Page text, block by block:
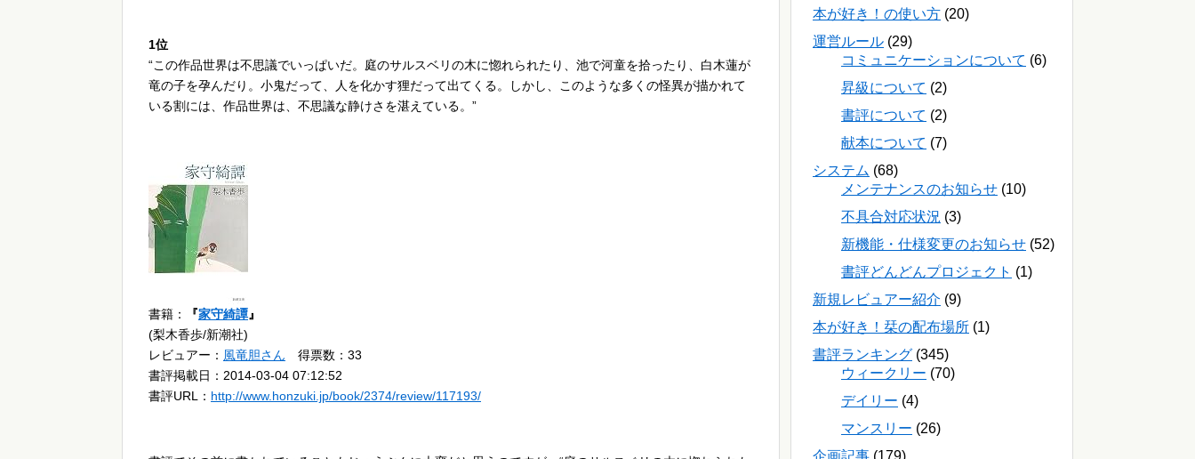
1位
“この作品世界は不思議でいっぱいだ。庭のサルスベリの木に惚れられたり、池で河童を拾ったり、白木蓮が
竜の子を孕んだり。小鬼だって、人を化かす狸だって出てくる。しかし、このような多くの怪異が描かれて
いる割には、作品世界は、不思議な静けさを湛えている。”
書籍： 『家守綺譚』
(梨木香歩/新潮社)
レビュアー： 風竜胆さん 得票数：33
書評掲載日：2014-03-04 07:12:52
書評URL： http://www.honzuki.jp/book/2374/review/117193/
本が好き！の使い方 (20)
運営ルール (29)
コミュニケーションについて (6)
昇級について (2)
書評について (2)
献本について (7)
システム (68)
メンテナンスのお知らせ (10)
不具合対応状況 (3)
新機能・仕様変更のお知らせ (52)
書評どんどんプロジェクト (1)
新規レビュアー紹介 (9)
本が好き！栞の配布場所 (1)
書評ランキング (345)
ウィークリー (70)
デイリー (4)
マンスリー (26)